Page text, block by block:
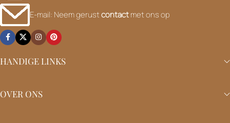
E-mail: Neem gerustcontactmet ons op
HANDIGE LINKS
OVER ONS